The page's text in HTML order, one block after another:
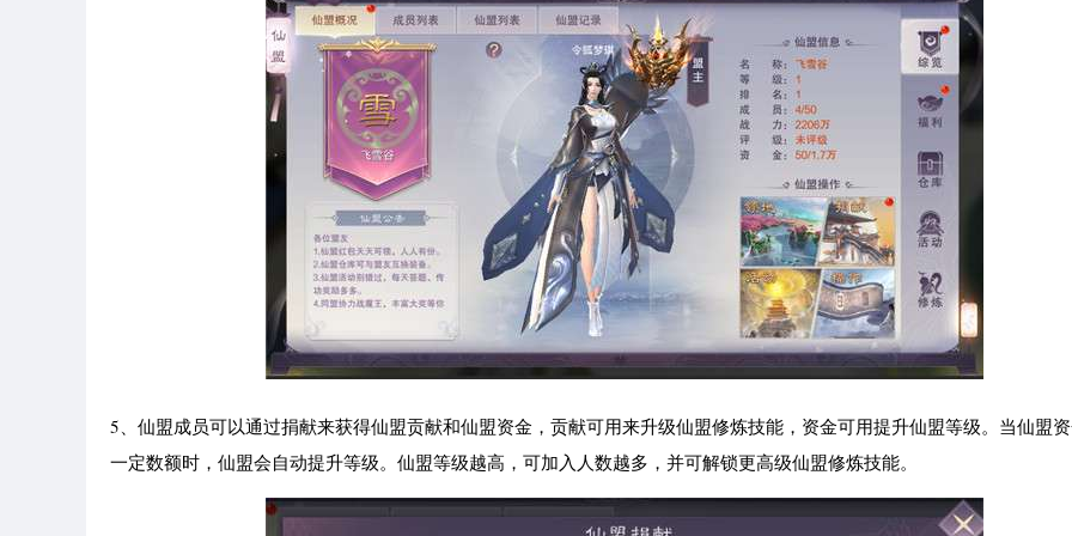
5、仙盟成员可以通过捐献来获得仙盟贡献和仙盟资金，贡献可用来升级仙盟修炼技能，资金可用提升仙盟等级。当仙盟
一定数额时，仙盟会自动提升等级。仙盟等级越高，可加入人数越多，并可解锁更高级仙盟修炼技能。